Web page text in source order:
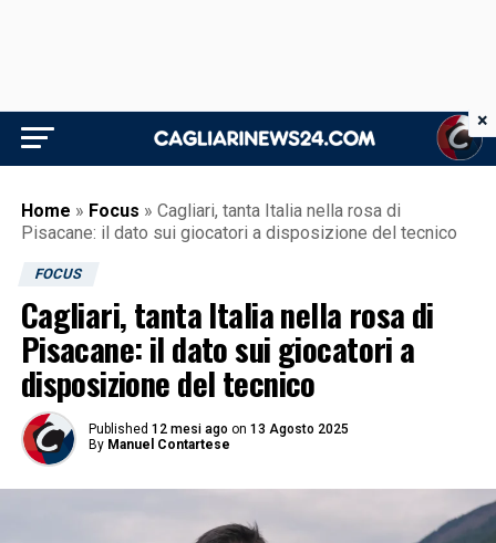
Home » Focus » Cagliari, tanta Italia nella rosa di
Pisacane: il dato sui giocatori a disposizione del tecnico
FOCUS
Cagliari, tanta Italia nella rosa di
Pisacane: il dato sui giocatori a
disposizione del tecnico
Published 12 mesi ago on 13 Agosto 2025
By Manuel Contartese
×